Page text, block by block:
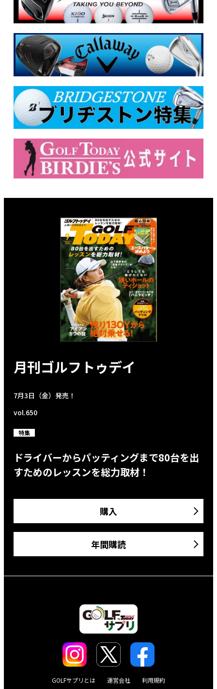
月刊ゴルフトゥデイ
7月3日（金）発売！
vol.650
特集
ドライバーからパッティングまで80台を出
すためのレッスンを総力取材！
購入
年間購読
GOLFサプリとは 運営会社 利用規約